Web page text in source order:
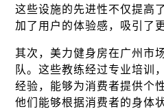
这些设施的先进性不仅提高
加了用户的体验感，吸引了
其次，美力健身房在广州市
队。这些教练经过专业培训
经验，能够为消费者提供个
他们能够根据消费者的身体